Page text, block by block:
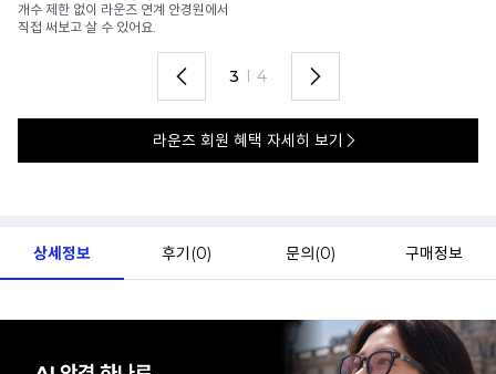
개수 제한 없이 라운즈 연계 안경원에서
직접 써보고 살 수 있어요.
3 I 4
라운즈 회원 혜택 자세히 보기
상세정보 후기(0) 문의(0) 구매정보